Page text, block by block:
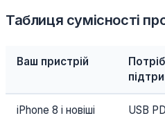
Таблиця сумісності
Ваш пристрій
iPhone 8 і новіші USB PD